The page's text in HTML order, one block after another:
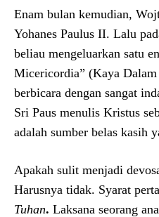
Enam bulan kemudian,
Yohanes Paulus II. Lalu
beliau mengeluarkan satu
Micericordia” (Kaya
berbicara dengan sangat
Sri Paus menulis Kristus
adalah sumber belas kasih
Apakah sulit menjadi
Harusnya tidak. Syarat
Tuhan. Laksana seorang